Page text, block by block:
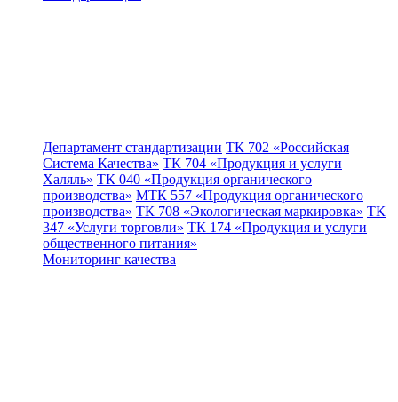
Департамент стандартизации ТК 702 «Российская
Система Качества» ТК 704 «Продукция и услуги
Халяль» ТК 040 «Продукция органического
производства» МТК 557 «Продукция органического
производства» ТК 708 «Экологическая маркировка» ТК
347 «Услуги торговли» ТК 174 «Продукция и услуги
общественного питания»
Мониторинг качества